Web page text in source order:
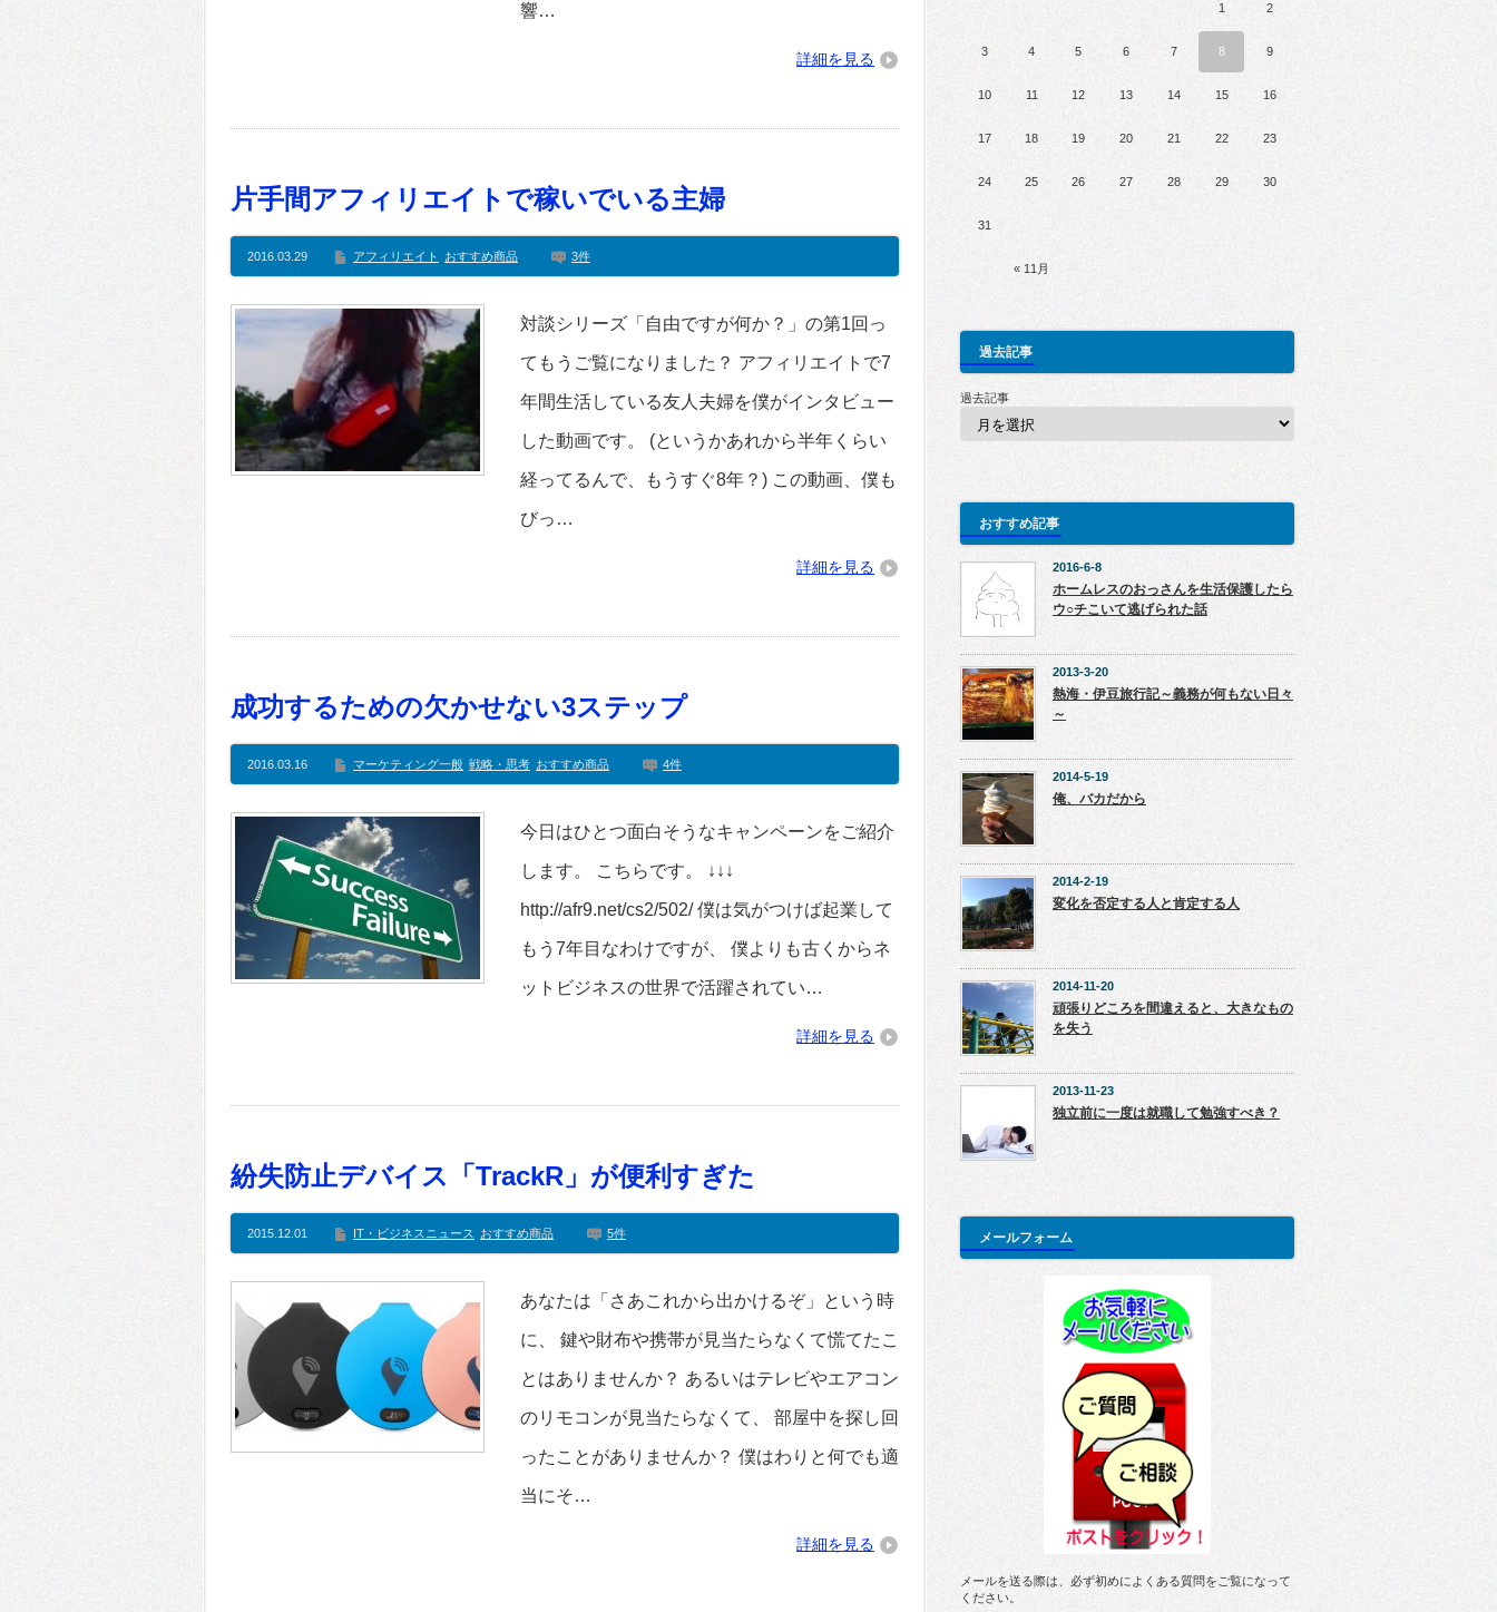
響…
詳細を見る
片手間アフィリエイトで稼いでいる主婦
2016.03.29 アフィリエイト おすすめ商品 3件
対談シリーズ「自由ですが何か？」の第1回っ
てもうご覧になりました？ アフィリエイトで7
年間生活している友人夫婦を僕がインタビュー
した動画です。 (というかあれから半年くらい
経ってるんで、もうすぐ8年？) この動画、僕も
びっ…
詳細を見る
成功するための欠かせない3ステップ
2016.03.16 マーケティング一般 戦略・思考 おすすめ商品 4件
今日はひとつ面白そうなキャンペーンをご紹介
します。 こちらです。 ↓↓↓
http://afr9.net/cs2/502/ 僕は気がつけば起業して
もう7年目なわけですが、 僕よりも古くからネ
ットビジネスの世界で活躍されてい…
詳細を見る
紛失防止デバイス「TrackR」が便利すぎた
2015.12.01 IT・ビジネスニュース おすすめ商品 5件
あなたは「さあこれから出かけるぞ」という時
に、 鍵や財布や携帯が見当たらなくて慌てたこ
とはありませんか？ あるいはテレビやエアコン
のリモコンが見当たらなくて、 部屋中を探し回
ったことがありませんか？ 僕はわりと何でも適
当にそ…
詳細を見る
« 11月
1 2
3 4 5 6 7 8 9
10 11 12 13 14 15 16
17 18 19 20 21 22 23
24 25 26 27 28 29 30
31
過去記事
過去記事
おすすめ記事
2016-6-8
ホームレスのおっさんを生活保護したら
ウ○チこいて逃げられた話
2013-3-20
熱海・伊豆旅行記～義務が何もない日々
～
2014-5-19
俺、バカだから
2014-2-19
変化を否定する人と肯定する人
2014-11-20
頑張りどころを間違えると、大きなもの
を失う
2013-11-23
独立前に一度は就職して勉強すべき？
メールフォーム
メールを送る際は、必ず初めによくある質問をご覧になって
ください。